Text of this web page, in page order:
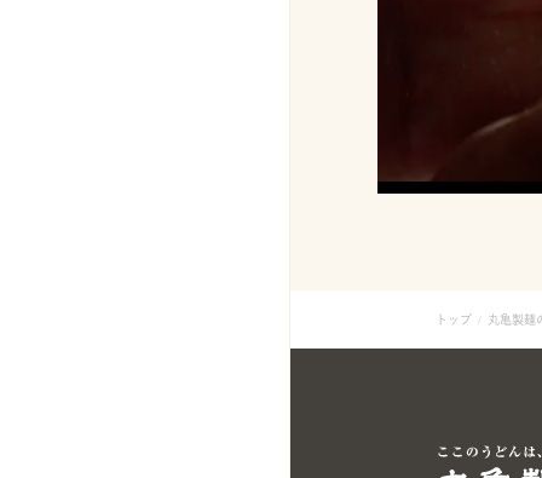
トップ 丸亀製麺